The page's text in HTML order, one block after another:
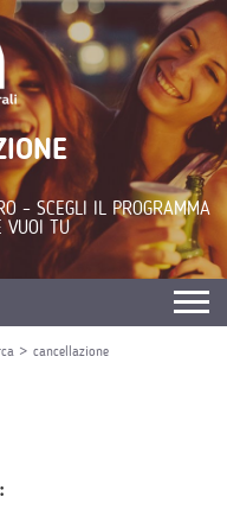
– SCEGLI IL PROGRAMMA
VUOI TU
> cancellazione